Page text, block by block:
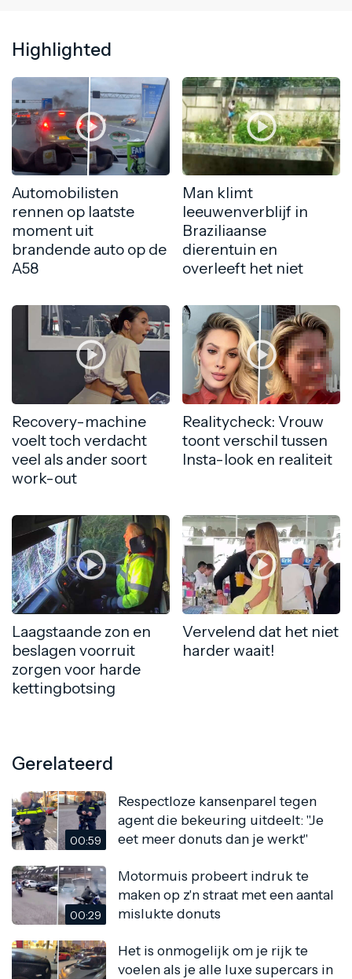
Highlighted
Automobilisten
rennen op laatste
moment uit
brandende auto op de
A58
Man klimt
leeuwenverblijf in
Braziliaanse
dierentuin en
overleeft het niet
Recovery-machine
voelt toch verdacht
veel als ander soort
work-out
Realitycheck: Vrouw
toont verschil tussen
Insta-look en realiteit
Laagstaande zon en
beslagen voorruit
zorgen voor harde
kettingbotsing
Vervelend dat het niet
harder waait!
Gerelateerd
00:59
Respectloze kansenparel tegen
agent die bekeuring uitdeelt: "Je
eet meer donuts dan je werkt"
00:29
Motormuis probeert indruk te
maken op z'n straat met een aantal
mislukte donuts
Het is onmogelijk om je rijk te
voelen als je alle luxe supercars in